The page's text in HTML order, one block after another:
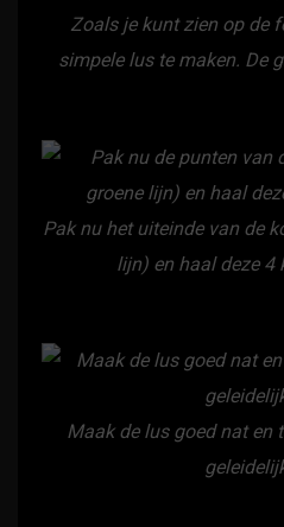
Zoals je kunt zien op de
simpele lus te maken. De
Pak nu het uiteinde van de
lijn) en haal deze 4
Maak de lus goed nat en